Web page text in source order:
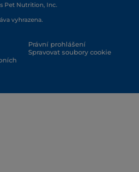
Pet Nutrition, Inc.
vyhrazena.
Právní prohlášení
Spravovat soubory cookie